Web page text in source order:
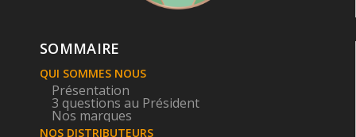
SOMMAIRE
QUI SOMMES NOUS
Présentation
3 questions au Président
Nos marques
NOS DISTRIBUTEURS